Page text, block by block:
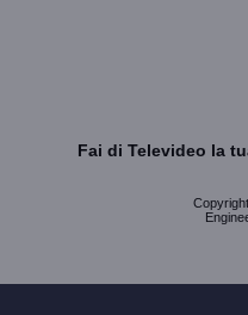
Fai di Televideo la